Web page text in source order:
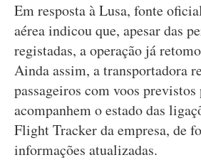
Em resposta à Lusa, fonte
aérea indicou que, apesar das
registadas, a operação já
Ainda assim, a transportadora
passageiros com voos previstos
acompanhem o estado das
Flight Tracker da empresa, de
informações atualizadas.